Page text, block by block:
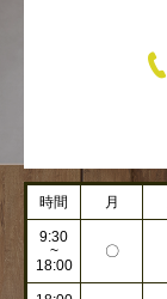
時間 月
9:30
~
18:00
〇